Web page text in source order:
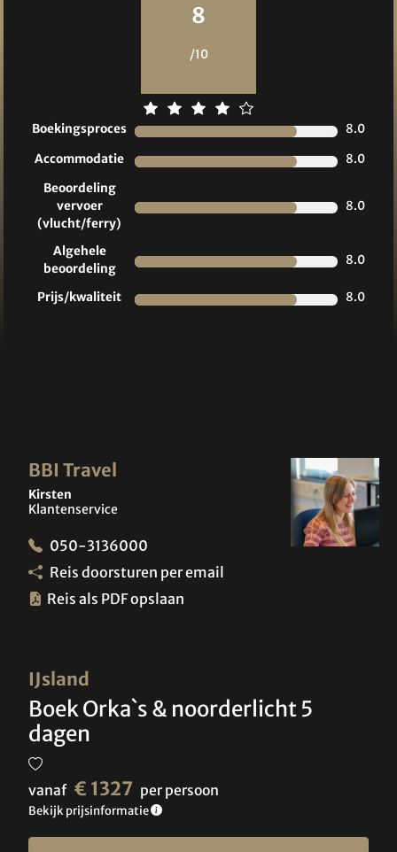
8
/10
Boekingsproces
8.0
Accommodatie
8.0
Beoordeling
vervoer
(vlucht/ferry)
8.0
Algehele
beoordeling
8.0
Prijs/kwaliteit 8.0
IJsland
Boek Orka`s & noorderlicht 5
dagen
vanaf € 1327 per persoon
Bekijk prijsinformatie
BBI Travel
Kirsten
Klantenservice
050-3136000
Reis doorsturen per email
Reis als PDF opslaan